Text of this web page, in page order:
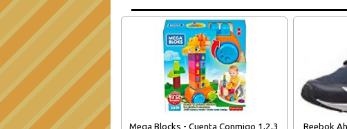
Mega Blocks - Cuenta Conmigo 1,2,3
Reebok